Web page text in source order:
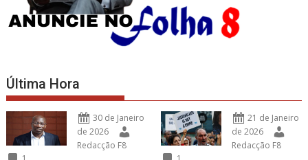
Última Hora
30 de Janeiro
de 2026
Redacção F8
21 de Janeiro
de 2026
Redacção F8